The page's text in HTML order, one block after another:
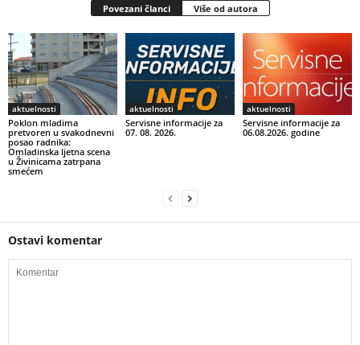
Povezani članci Više od autora
aktuelnosti
Poklon mladima
pretvoren u svakodnevni
posao radnika:
Omladinska ljetna scena
u Živinicama zatrpana
smećem
aktuelnosti
Servisne informacije za
07. 08. 2026.
aktuelnosti
Servisne informacije za
06.08.2026. godine
Ostavi komentar